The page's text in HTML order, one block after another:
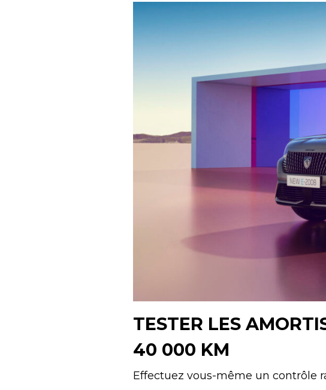
TESTER LES
40 000 KM
Effectuez vous-même un contrôle